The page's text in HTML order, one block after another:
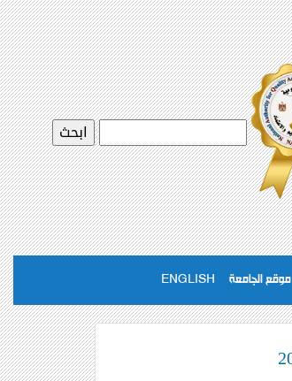
موقع الجامعة ENGLISH